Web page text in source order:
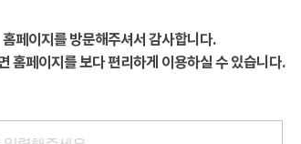
홈페이지를 방문해주셔서 감사합니다.
홈페이지를 보다 편리하게 이용하실 수 있습니다.